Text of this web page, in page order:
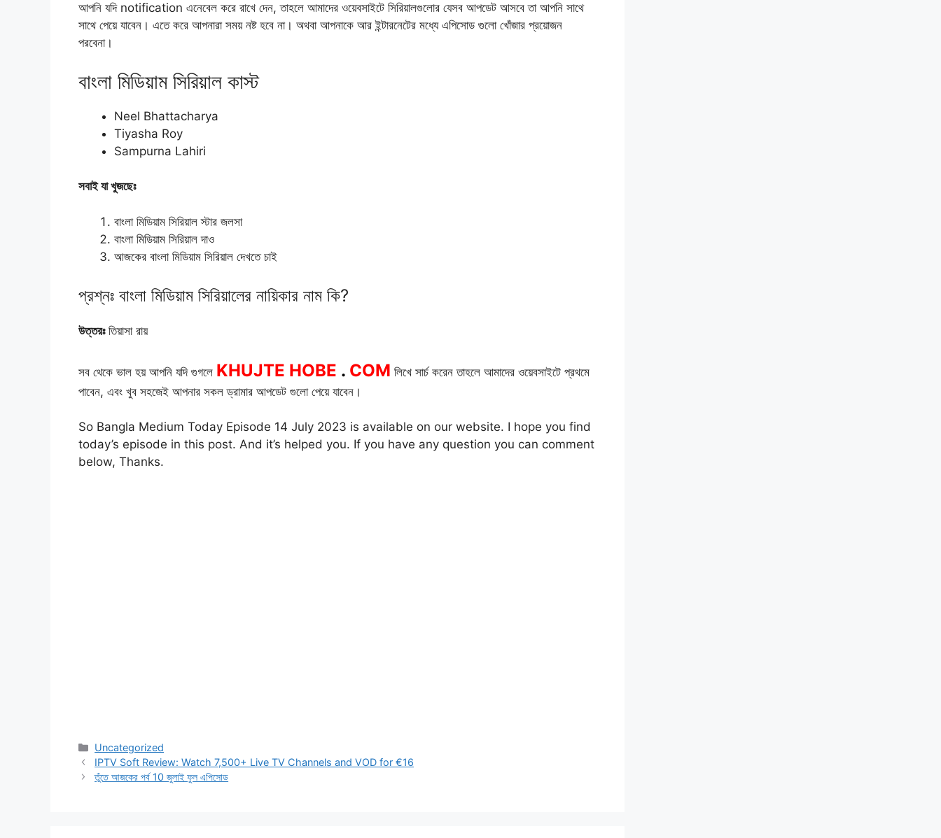
আপনি যদি notification এনেবেল করে রাখে দেন, তাহলে আমাদের ওয়েবসাইটে সিরিয়ালগুলোর যেসব আপডেট আসবে তা আপনি সাথে
সাথে পেয়ে যাবেন। এতে করে আপনারা সময় নষ্ট হবে না। অথবা আপনাকে আর ইন্টারনেটের মধ্যে এপিসোড গুলো খোঁজার প্রয়োজন
পরবেনা।
বাংলা মিডিয়াম সিরিয়াল কাস্ট
Neel Bhattacharya
Tiyasha Roy
Sampurna Lahiri
সবাই যা খুজছেঃ
বাংলা মিডিয়াম সিরিয়াল স্টার জলসা
বাংলা মিডিয়াম সিরিয়াল দাও
আজকের বাংলা মিডিয়াম সিরিয়াল দেখতে চাই
প্রশ্নঃ বাংলা মিডিয়াম সিরিয়ালের নায়িকার নাম কি?
উত্তরঃতিয়াসা রায়
সব থেকে ভাল হয় আপনি যদি গুগলে KHUJTE HOBE . COM লিখে সার্চ করেন তাহলে আমাদের ওয়েবসাইটে প্রথমে
পাবেন, এবং খুব সহজেই আপনার সকল ড্রামার আপডেট গুলো পেয়ে যাবেন।
So Bangla Medium Today Episode 14 July 2023 is available on our website. I hope you find
today’s episode in this post. And it’s helped you. If you have any question you can comment
below, Thanks.
Categories
Uncategorized
IPTV Soft Review: Watch 7,500+ Live TV Channels and VOD for €16
তুঁতে আজকের পর্ব 10 জুলাই ফুল এপিসোড